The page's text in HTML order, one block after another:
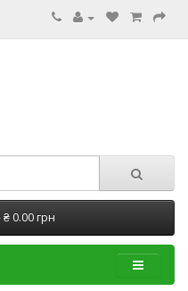
0 товар(ов) - ₴ 0.00 грн